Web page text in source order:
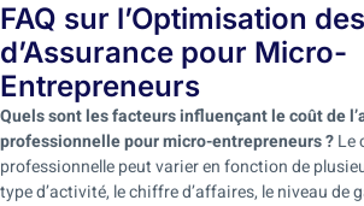
FAQ sur l’Optimisation
d’Assurance pour Micro-
Entrepreneurs
Quels sont les facteurs influençant le coût de
professionnelle pour micro-entrepreneurs ?Le
professionnelle peut varier en fonction de
type d’activité, le chiffre d’affaires, le niveau de